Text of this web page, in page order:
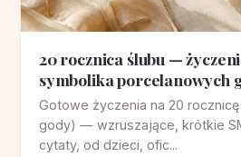
20 rocznica ślubu —
symbolika porcelanowych
Gotowe życzenia na 20
gody) — wzruszające, krótkie
cytaty, od dzieci, ofic...